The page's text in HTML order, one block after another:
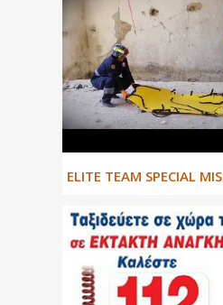
ΕLITE TEAM SPECIAL